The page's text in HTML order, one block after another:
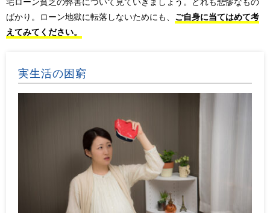
宅ローン貧乏の弊害について見ていきましょう。どれも悲惨なもの
ばかり。ローン地獄に転落しないためにも、 ご自身に当てはめて考
えてみてください。
実生活の困窮